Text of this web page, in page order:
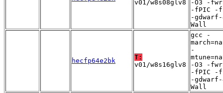
v01/w8s08glv8
-O3 -
-fPIC -
-
Wall
hecfp64e2bk
T:
v01/w8s16glv8
gcc -
-
-O3 -
-fPIC -
-
Wall